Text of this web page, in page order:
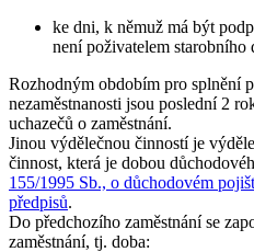
ke dni, k němuž má být
není poživatelem starobního
Rozhodným obdobím pro splnění
nezaměstnanosti jsou poslední 2
uchazečů o zaměstnání.
Jinou výdělečnou činností je
činnost, která je dobou
155/1995 Sb., o důchodovém
předpisů.
Do předchozího zaměstnání se
zaměstnání, tj. doba: